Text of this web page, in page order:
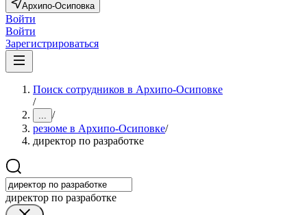
Архипо-Осиповка
Войти
Войти
Зарегистрироваться
Поиск сотрудников в Архипо-Осиповке
/
... /
резюме в Архипо-Осиповке/
директор по разработке
директор по разработке